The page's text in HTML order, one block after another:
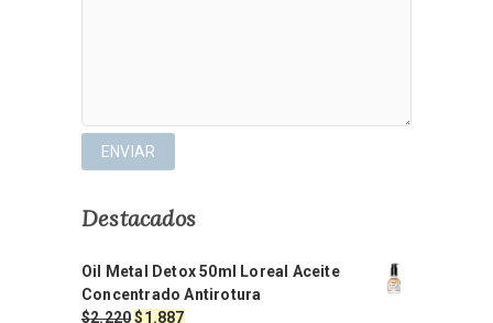
Destacados
Oil Metal Detox 50ml Loreal Aceite
Concentrado Antirotura
$2.220El
$1.887El